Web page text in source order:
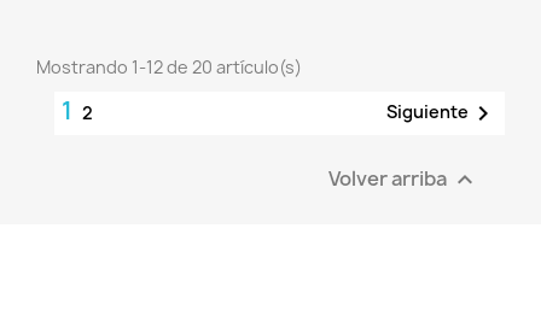
Mostrando 1-12 de 20 artículo(s)
1 2 Siguiente 
Volver arriba 